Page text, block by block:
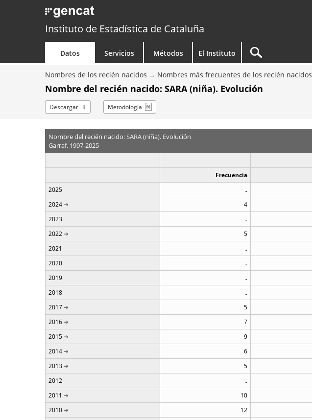
Instituto de Estadística de Cataluña
Datos Servicios Métodos El Instituto
Nombres de los recién nacidos Nombres más frecuentes de los recién nacidos
Nombre del recién nacido: SARA (niña). Evolución
Descargar Metodología
Nombre del recién nacido: SARA (niña). Evolución
Garraf. 1997-2025
Frecuencia
2025
..
2024
4
2023
..
2022
5
2021
..
2020
..
2019
..
2018
..
2017
5
2016
7
2015
9
2014
6
2013
5
2012
..
2011
10
2010
12